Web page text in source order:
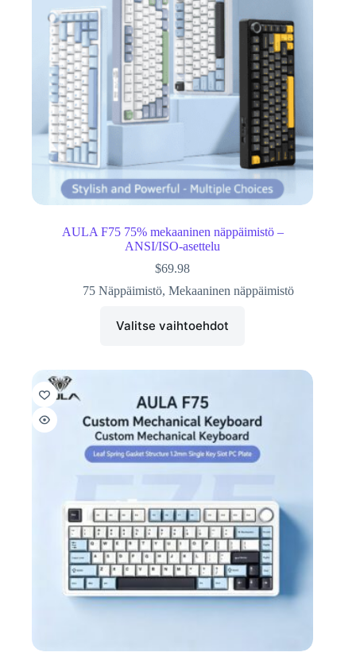
AULA F75 75% mekaaninen näppäimistö –
ANSI/ISO-asettelu
$69.98
75 Näppäimistö,Mekaaninen näppäimistö
Valitse vaihtoehdot